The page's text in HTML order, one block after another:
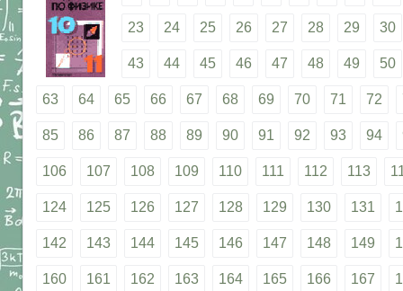
23 24 25 26 27 28 29 30
43 44 45 46 47 48 49 50
63 64 65 66 67 68 69 70 71 72
85 86 87 88 89 90 91 92 93 94
106 107 108 109 110 111 112 113
124 125 126 127 128 129 130 131
142 143 144 145 146 147 148 149
160 161 162 163 164 165 166 167